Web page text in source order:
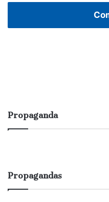
Propaganda
Propagandas